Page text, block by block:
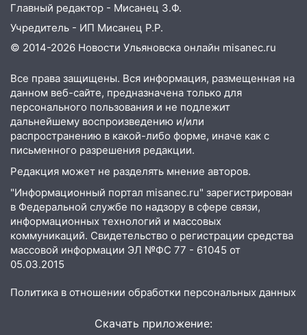
08:27 Ульяновская полиция получила
один из шести уникальных автомобилей
в России
погода в Ульяновске днем 5 августа
06:10 Двое мигрантов изнасиловали 13-
летнюю девочку в центре Ульяновска
06:00 Мертвеца выкопали, посадили в
мешок и попытались утопить в Волге
05:30 Астрологи назвали самый
опасный день августа: что ждет каждый
знак 5 августа
04.08.2026
23:27 Прокуратура проверяет
Прокуратура проверяет
спортивные объекты в Старой Майне
Главный редактор - Мисанец З.Ф.
Учредитель - ИП Мисанец Р.Р.
© 2014-2026 Новости Ульяновска онлайн misanec.ru
Все права защищены. Вся информация, размещенная на
данном веб-сайте, предназначена только для
персонального пользования и не подлежит
дальнейшему воспроизведению и/или
распространению в какой-либо форме, иначе как с
письменного разрешения редакции.
Редакция может не разделять мнение авторов.
"Информационный портал misanec.ru" зарегистрирован
в Федеральной службе по надзору в сфере связи,
информационных технологий и массовых
коммуникаций. Свидетельство о регистрации средства
массовой информации ЭЛ №ФС 77 - 61045 от
05.03.2015
Политика в отношении обработки персональных данных
Скачать приложение: